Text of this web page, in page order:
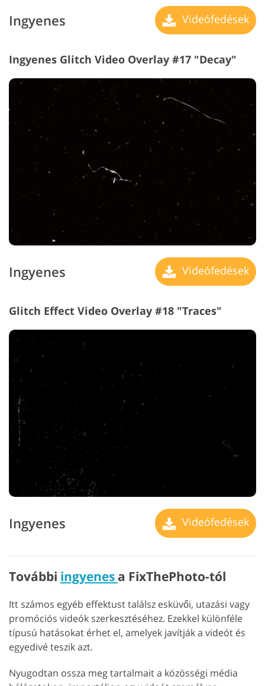
Ingyenes Videófedések
Ingyenes Glitch Video Overlay #17 "Decay"
Ingyenes Videófedések
Glitch Effect Video Overlay #18 "Traces"
Ingyenes Videófedések
További ingyenes a FixThePhoto-tól
Itt számos egyéb effektust találsz esküvői, utazási vagy
promóciós videók szerkesztéséhez. Ezekkel különféle
típusú hatásokat érhet el, amelyek javítják a videót és
egyedivé teszik azt.
Nyugodtan ossza meg tartalmait a közösségi média